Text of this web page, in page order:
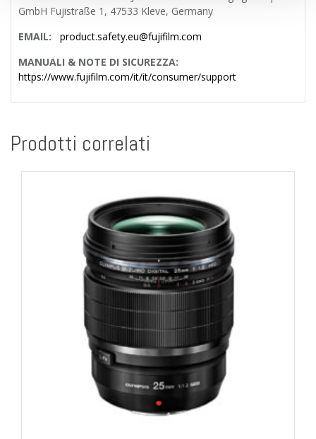
GmbH Fujistraße 1, 47533 Kleve, Germany
EMAIL: product.safety.eu@fujifilm.com
MANUALI & NOTE DI SICUREZZA:
https://www.fujifilm.com/it/it/consumer/support
Prodotti correlati